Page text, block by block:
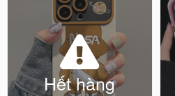
Hết hàng